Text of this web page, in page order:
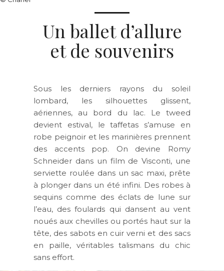
Un ballet d’allure
et de souvenirs
Sous les derniers rayons du soleil
lombard, les silhouettes glissent,
aériennes, au bord du lac. Le tweed
devient estival, le taffetas s’amuse en
robe peignoir et les marinières prennent
des accents pop. On devine Romy
Schneider dans un film de Visconti, une
serviette roulée dans un sac maxi, prête
à plonger dans un été infini. Des robes à
sequins comme des éclats de lune sur
l’eau, des foulards qui dansent au vent
noués aux chevilles ou portés haut sur la
tête, des sabots en cuir verni et des sacs
en paille, véritables talismans du chic
sans effort.